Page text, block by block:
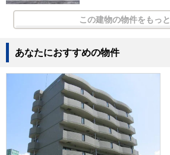
この建物の物件をもっ
あなたにおすすめの物件